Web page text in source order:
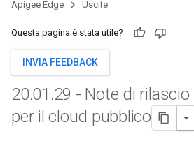
Apigee Edge Uscite
Questa pagina è stata utile?
INVIA FEEDBACK
20.01 .29 - Note di
per il cloud pubblico